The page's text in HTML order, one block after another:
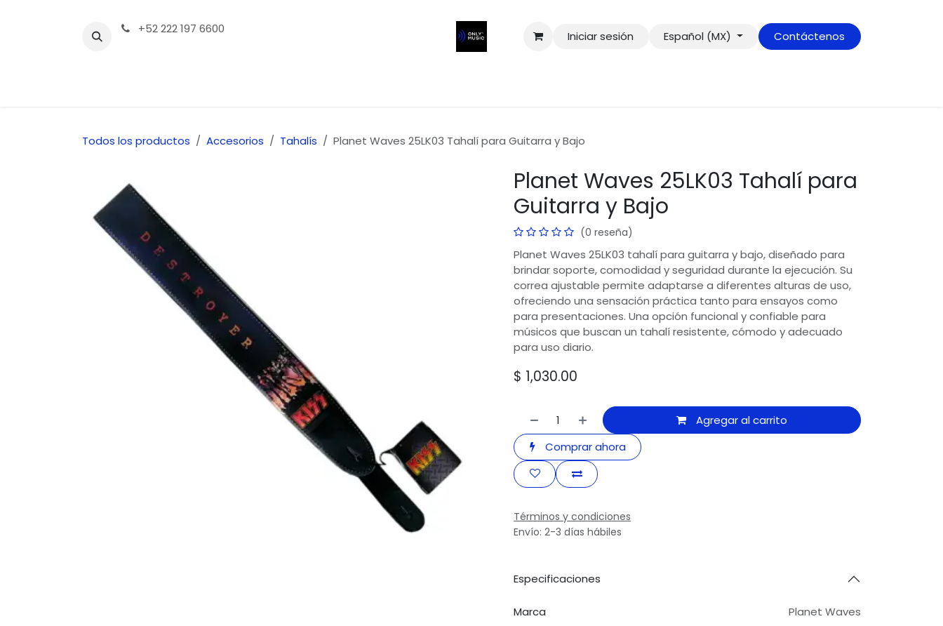
+52 222 197 6600
Iniciar sesión Español (MX) Contáctenos
Todos los productos Accesorios Tahalís Planet Waves 25LK03 Tahalí para Guitarra y Bajo
Planet Waves 25LK03 Tahalí para
Guitarra y Bajo
(0 reseña)
Planet Waves 25LK03 tahalí para guitarra y bajo, diseñado para
brindar soporte, comodidad y seguridad durante la ejecución. Su
correa ajustable permite adaptarse a diferentes alturas de uso,
ofreciendo una sensación práctica tanto para ensayos como
para presentaciones. Una opción funcional y confiable para
músicos que buscan un tahalí resistente, cómodo y adecuado
para uso diario.
$ 1,030.00
Agregar al carrito
Comprar ahora
Términos y condiciones
Envío: 2-3 días hábiles
Especificaciones
Marca Planet Waves